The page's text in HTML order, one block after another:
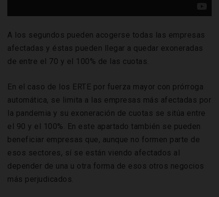
A los segundos pueden acogerse todas las empresas
afectadas y éstas pueden llegar a quedar exoneradas
de entre el 70 y el 100% de las cuotas.
En el caso de los ERTE por fuerza mayor con prórroga
automática, se limita a las empresas más afectadas por
la pandemia y su exoneración de cuotas se sitúa entre
el 90 y el 100%. En este apartado también se pueden
beneficiar empresas que, aunque no formen parte de
esos sectores, sí se están viendo afectados al
depender de una u otra forma de esos otros negocios
más perjudicados.